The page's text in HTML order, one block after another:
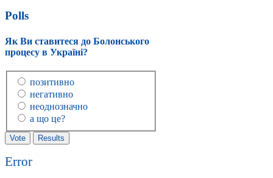
Polls
Як Ви ставитеся до Болонського
процесу в Україні?
позитивно
негативно
неоднозначно
а що це?
Error